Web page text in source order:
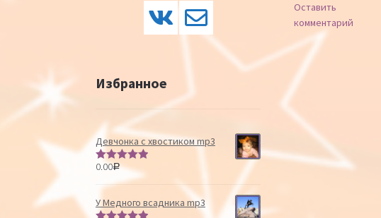
Оставить
комментарий
Избранное
Девчонка с хвостиком mp3
Оценка5.00
0.00Р
У Медного всадника mp3